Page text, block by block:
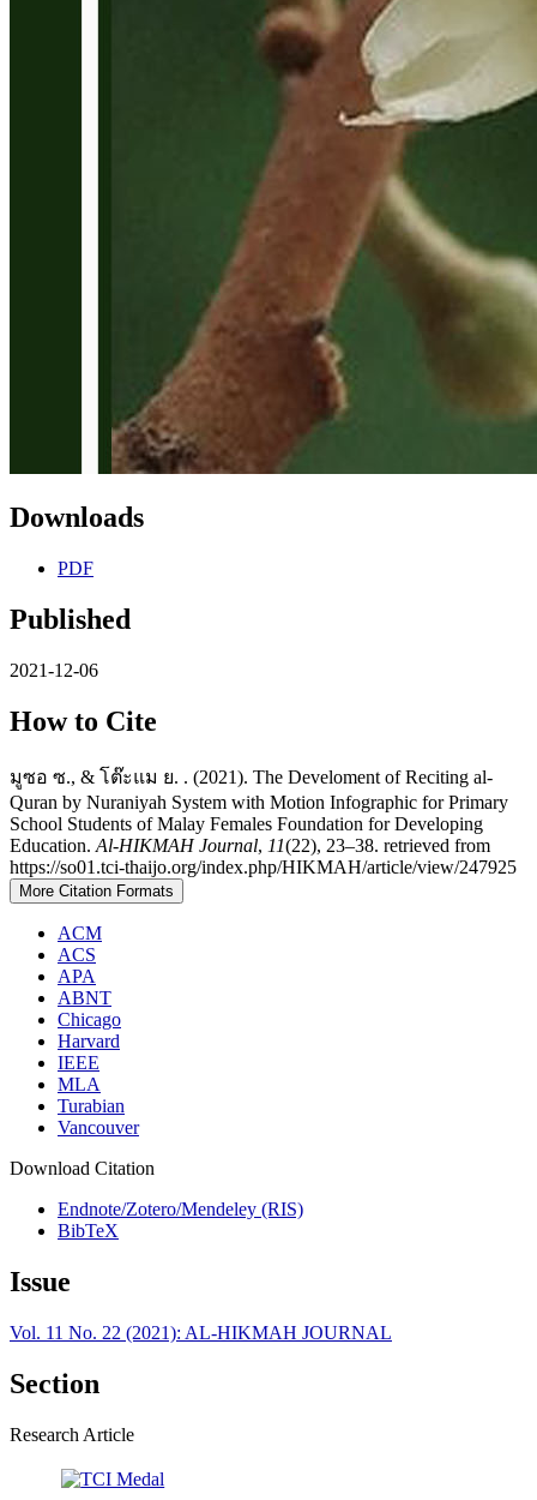
Downloads
PDF
Published
2021-12-06
How to Cite
มูซอ ซ., & โต๊ะแม ย. . (2021). The Develoment of Reciting al-
Quran by Nuraniyah System with Motion Infographic for Primary
School Students of Malay Females Foundation for Developing
Education. Al-HIKMAH Journal, 11(22), 23–38. retrieved from
https://so01.tci-thaijo.org/index.php/HIKMAH/article/view/247925
More Citation Formats
ACM
ACS
APA
ABNT
Chicago
Harvard
IEEE
MLA
Turabian
Vancouver
Download Citation
Endnote/Zotero/Mendeley (RIS)
BibTeX
Issue
Vol. 11 No. 22 (2021): AL-HIKMAH JOURNAL
Section
Research Article